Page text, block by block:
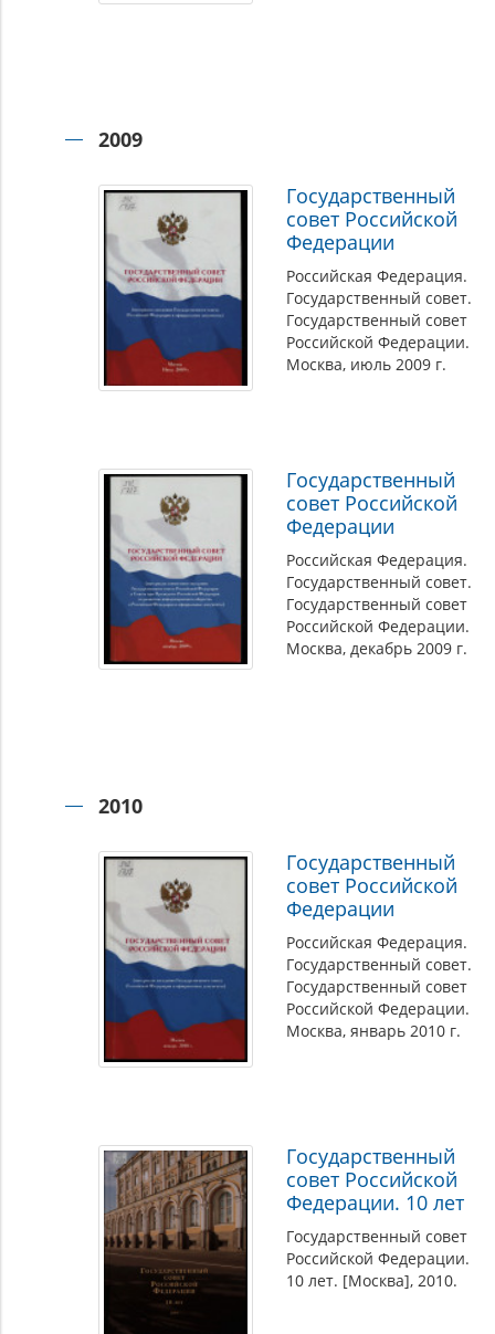
2009
Государственный
совет Российской
Федерации
Российская Федерация.
Государственный совет.
Государственный совет
Российской Федерации.
Москва, июль 2009 г.
Государственный
совет Российской
Федерации
Российская Федерация.
Государственный совет.
Государственный совет
Российской Федерации.
Москва, декабрь 2009 г.
2010
Государственный
совет Российской
Федерации
Российская Федерация.
Государственный совет.
Государственный совет
Российской Федерации.
Москва, январь 2010 г.
Государственный
совет Российской
Федерации. 10 лет
Государственный совет
Российской Федерации.
10 лет. [Москва], 2010.